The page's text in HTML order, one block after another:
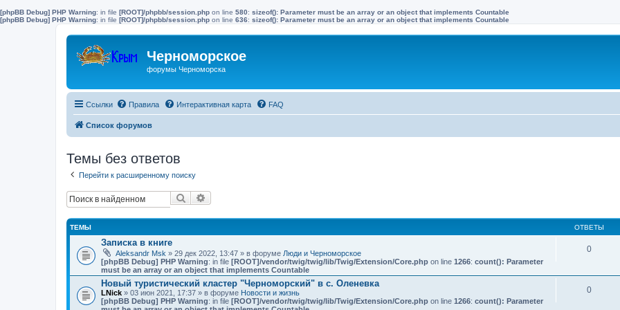
[phpBB Debug] PHP Warning: in file [ROOT]/phpbb/session.php on line 580: sizeof(): Parameter must be an array or an object that implements Countable
[phpBB Debug] PHP Warning: in file [ROOT]/phpbb/session.php on line 636: sizeof(): Parameter must be an array or an object that implements Countable
Черноморское
форумы Черноморска
Ссылки Правила Интерактивная карта FAQ
Список форумов
Темы без ответов
Перейти к расширенному поиску
Поиск
ТЕМЫ ОТВЕТЫ
Записка в книге
Aleksandr Msk » 29 дек 2022, 13:47 » в форуме Люди и Черноморское
[phpBB Debug] PHP Warning: in file [ROOT]/vendor/twig/twig/lib/Twig/Extension/Core.php on line 1266: count(): Parameter
must be an array or an object that implements Countable
0
Новый туристический кластер "Черноморский" в с. Оленевка
LNick » 03 июн 2021, 17:37 » в форуме Новости и жизнь
[phpBB Debug] PHP Warning: in file [ROOT]/vendor/twig/twig/lib/Twig/Extension/Core.php on line 1266: count(): Parameter
0